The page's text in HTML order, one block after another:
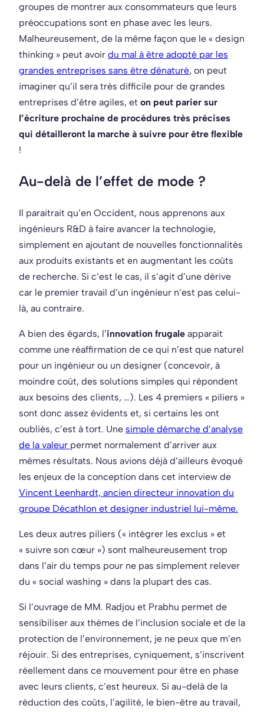
groupes de montrer aux consommateurs que leurs
préoccupations sont en phase avec les leurs.
Malheureusement, de la même façon que le « design
thinking » peut avoir du mal à être adopté par les
grandes entreprises sans être dénaturé, on peut
imaginer qu’il sera très difficile pour de grandes
entreprises d’être agiles, et on peut parier sur
l’écriture prochaine de procédures très précises
qui détailleront la marche à suivre pour être flexible
!
Au-delà de l’effet de mode ?
Il paraitrait qu’en Occident, nous apprenons aux
ingénieurs R&D à faire avancer la technologie,
simplement en ajoutant de nouvelles fonctionnalités
aux produits existants et en augmentant les coûts
de recherche. Si c’est le cas, il s’agit d’une dérive
car le premier travail d’un ingénieur n’est pas celui-
là, au contraire.
A bien des égards, l’innovation frugale apparait
comme une réaffirmation de ce qui n’est que naturel
pour un ingénieur ou un designer (concevoir, à
moindre coût, des solutions simples qui répondent
aux besoins des clients, …). Les 4 premiers « piliers »
sont donc assez évidents et, si certains les ont
oubliés, c’est à tort. Une simple démarche d’analyse
de la valeur permet normalement d’arriver aux
mêmes résultats. Nous avions déjà d’ailleurs évoqué
les enjeux de la conception dans cet interview de
Vincent Leenhardt, ancien directeur innovation du
groupe Décathlon et designer industriel lui-même.
Les deux autres piliers (« intégrer les exclus » et
« suivre son cœur ») sont malheureusement trop
dans l’air du temps pour ne pas simplement relever
du « social washing » dans la plupart des cas.
Si l’ouvrage de MM. Radjou et Prabhu permet de
sensibiliser aux thèmes de l’inclusion sociale et de la
protection de l’environnement, je ne peux que m’en
réjouir. Si des entreprises, cyniquement, s’inscrivent
réellement dans ce mouvement pour être en phase
avec leurs clients, c’est heureux. Si au-delà de la
réduction des coûts, l’agilité, le bien-être au travail,